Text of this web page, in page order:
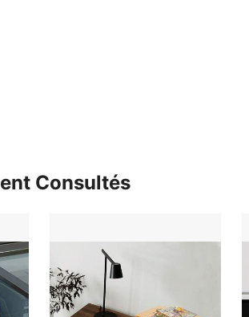
Consultés